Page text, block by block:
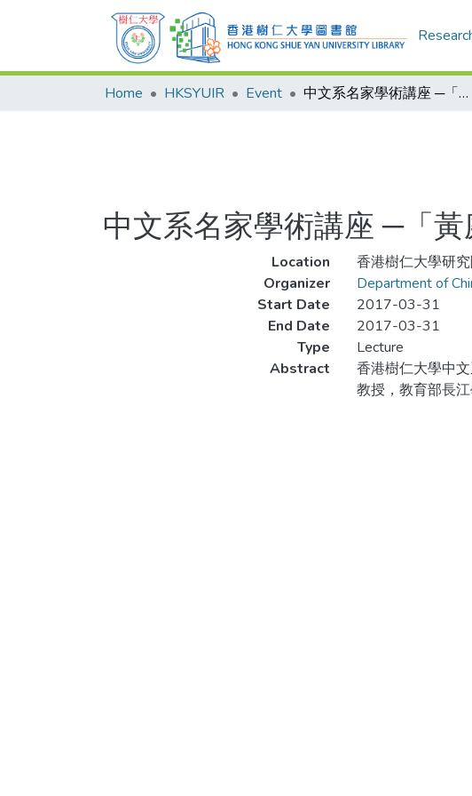
Home HKSYUIR Event 中文系名家學術講座 ─「黃庭堅哲學思想體系略述」
中文系名家學術講座 ─「黃
Location
香港樹仁大學研
Organizer
Department of
Start Date
2017-03-31
End Date
2017-03-31
Type
Lecture
Abstract
香港樹仁大學中
教授，教育部長江